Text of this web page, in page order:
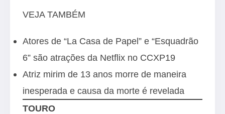
VEJA TAMBÉM
Atores de “La Casa de Papel” e “Esquadrão
6” são atrações da Netflix no CCXP19
Atriz mirim de 13 anos morre de maneira
inesperada e causa da morte é revelada
TOURO